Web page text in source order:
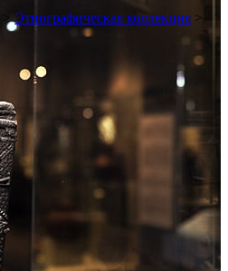
>Этнографическая коллекция >